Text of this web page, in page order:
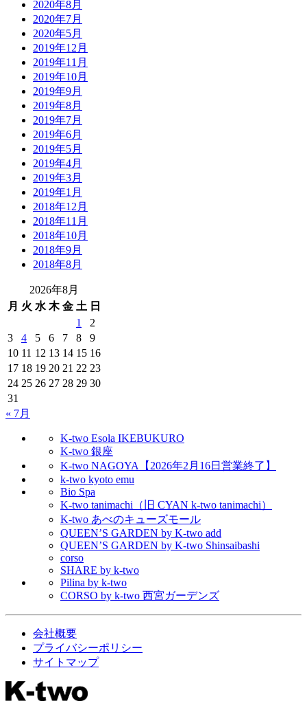
2020年8月
2020年7月
2020年5月
2019年12月
2019年11月
2019年10月
2019年9月
2019年8月
2019年7月
2019年6月
2019年5月
2019年4月
2019年3月
2019年1月
2018年12月
2018年11月
2018年10月
2018年9月
2018年8月
2026年8月
月 火 水 木 金 土 日
1
2
3
4 5 6 7 8
9
10 11 12 13 14 15 16
17 18 19 20 21 22 23
24 25 26 27 28 29 30
31
« 7月
K-two Esola IKEBUKURO
K-two 銀座
K-two NAGOYA【2026年2月16日営業終了】
k-two kyoto emu
Bio Spa
K-two tanimachi（旧 CYAN k-two tanimachi）
K-two あべのキューズモール
QUEEN’S GARDEN by K-two add
QUEEN’S GARDEN by K-two Shinsaibashi
corso
SHARE by k-two
Pilina by k-two
CORSO by k-two 西宮ガーデンズ
会社概要
プライバシーポリシー
サイトマップ